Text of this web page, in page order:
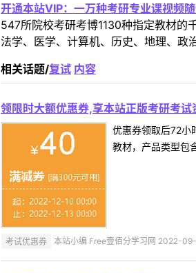
开通本站VIP：一万种考研专业课视频
547所院校考研考博1130种指定教材的
法学、医学、计算机、历史、地理、政
相关话题/复试 内容
领限时大额优惠券,享本站正版考研考试
优惠券领取后72小
教材，产品类型包
考试优惠券 本站小编 Free壹佰分学习网 2022-